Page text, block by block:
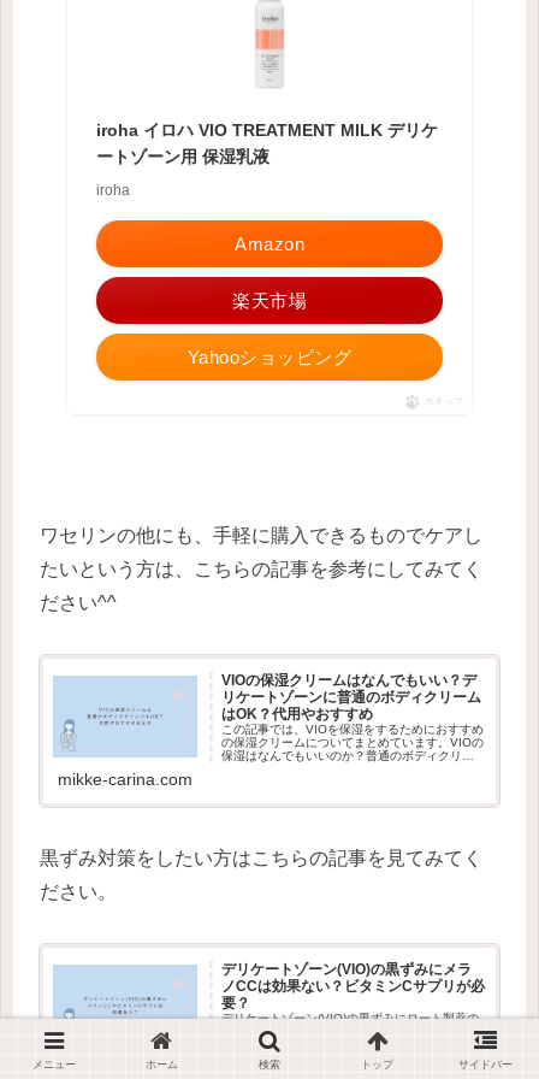
iroha イロハ VIO TREATMENT MILK デリケ
ートゾーン用 保湿乳液
iroha
Amazon
楽天市場
Yahooショッピング
ポチップ
ワセリンの他にも、手軽に購入できるものでケアし
たいという方は、こちらの記事を参考にしてみてく
ださい^^
VIOの保湿クリームはなんでもいい？デ
リケートゾーンに普通のボディクリーム
はOK？代用やおすすめ
この記事では、VIOを保湿をするためにおすすめ
の保湿クリームについてまとめています。VIOの
保湿はなんでもいいのか？普通のボディクリー
mikke-carina.com
黒ずみ対策をしたい方はこちらの記事を見てみてく
ださい。
デリケートゾーン(VIO)の黒ずみにメラ
ノCCは効果ない？ビタミンCサプリが必
要？
デリケートゾーン(VIO)の黒ずみにロート製薬の
メラノCCシリーズが効果あるのでは？という情
報を耳にしました！デリケートゾーンにメラノ
CCは使用しても大丈夫なのか？効果はあるの
か？メラノCC以外に黒ずみにビタミンCサプリ
mikke-carina.com
メニュー ホーム 検索 トップ サイドバー